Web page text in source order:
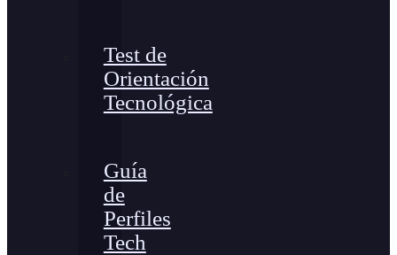
Test de
Orientación
Tecnológica
Guía
de
Perfiles
Tech